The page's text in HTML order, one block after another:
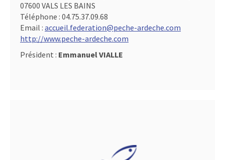
07600 VALS LES BAINS
Téléphone : 04.75.37.09.68
Email : accueil.federation@peche-ardeche.com
http://www.peche-ardeche.com
Président : Emmanuel VIALLE